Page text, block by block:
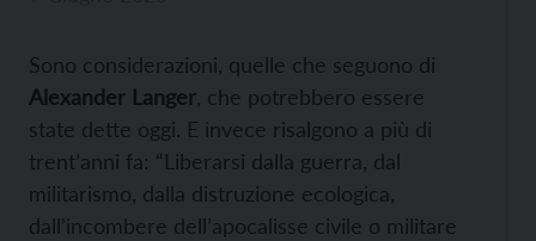
Sono considerazioni, quelle che seguono di
Alexander Langer , che potrebbero essere
state dette oggi. E invece risalgono a più di
trent’anni fa: “Liberarsi dalla guerra, dal
militarismo, dalla distruzione ecologica,
dall’incombere dell’apocalisse civile o militare